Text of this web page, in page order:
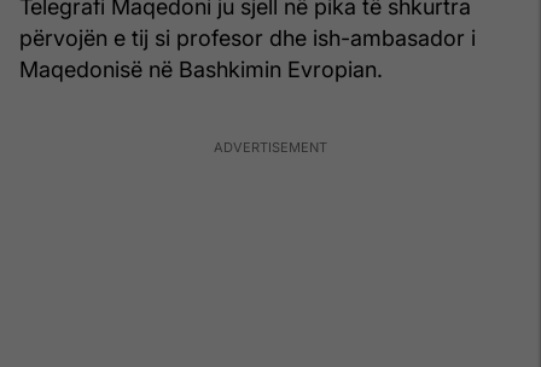
Telegrafi Maqedoni ju sjell në pika të shkurtra
përvojën e tij si profesor dhe ish-ambasador i
Maqedonisë në Bashkimin Evropian.